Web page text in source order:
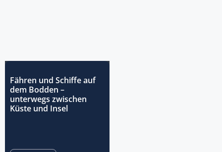
Fähren und Schiffe auf
dem Bodden –
unterwegs zwischen
Küste und Insel